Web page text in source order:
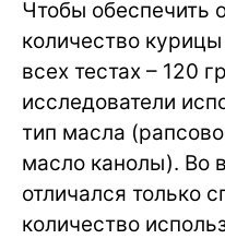
Чтобы обеспечить
количество
всех тестах – 120
исследователи
тип масла
масло канолы). Во
отличался только
количество